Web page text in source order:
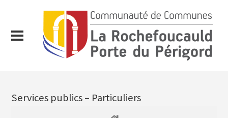
Services publics – Particuliers